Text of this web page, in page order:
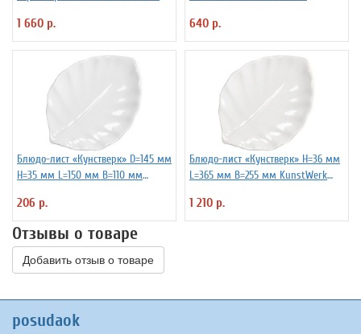
1 660 р. 640 р.
Блюдо-лист «Кунстверк» D=145 мм
H=35 мм L=150 мм B=110 мм
206 р.
Блюдо-лист «Кунстверк» H=36 мм
L=365 мм B=255 мм KunstWerk
1 210 р.
Отзывы о товаре
Добавить отзыв о товаре
posudaok